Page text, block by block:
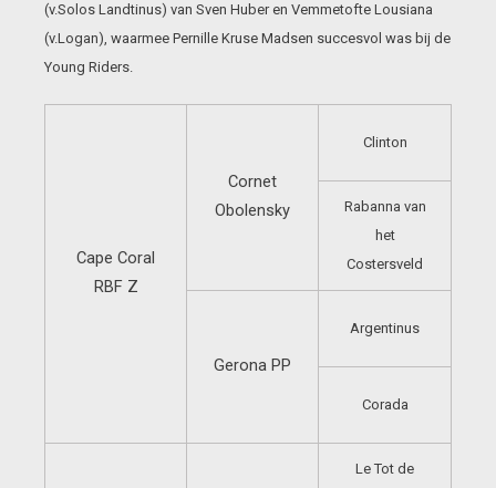
(v.Solos Landtinus) van Sven Huber en Vemmetofte Lousiana
(v.Logan), waarmee Pernille Kruse Madsen succesvol was bij de
Young Riders.
Cape Coral
RBF Z
Cornet
Obolensky
Clinton
Rabanna van
het
Costersveld
Gerona PP
Argentinus
Corada
Le Tot de